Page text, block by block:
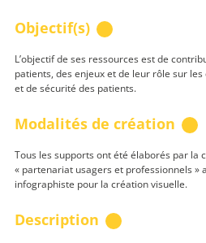
Objectif(s)
L’objectif de ses ressources est de
patients, des enjeux et de leur rôle sur
et de sécurité des patients.
Modalités de création
Tous les supports ont été élaborés par la
« partenariat usagers et professionnels »
infographiste pour la création visuelle.
Description